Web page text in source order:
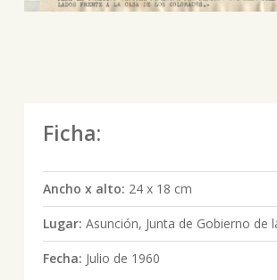
Ficha:
Ancho x alto: 24 x 18 cm
Lugar: Asunción, Junta de Gobierno de
Fecha: Julio de 1960